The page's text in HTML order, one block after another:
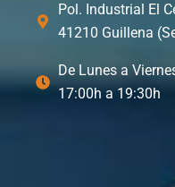
Pol. Industrial El
41210 Guillena
De Lunes a
17:00h a 19:30h